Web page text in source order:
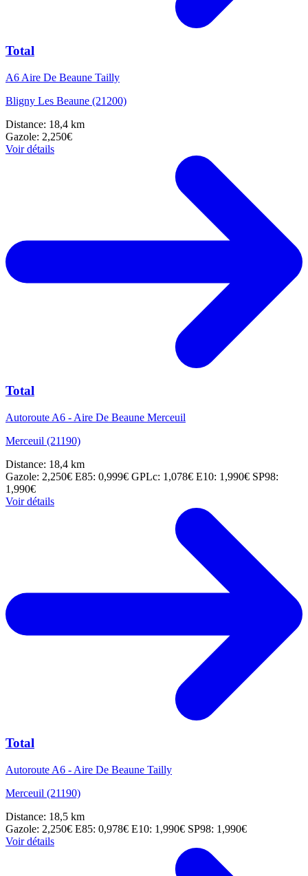
Total
A6 Aire De Beaune Tailly
Bligny Les Beaune (21200)
Distance: 18,4 km
Gazole: 2,250€
Voir détails
Total
Autoroute A6 - Aire De Beaune Merceuil
Merceuil (21190)
Distance: 18,4 km
Gazole: 2,250€ E85: 0,999€ GPLc: 1,078€ E10: 1,990€ SP98:
1,990€
Voir détails
Total
Autoroute A6 - Aire De Beaune Tailly
Merceuil (21190)
Distance: 18,5 km
Gazole: 2,250€ E85: 0,978€ E10: 1,990€ SP98: 1,990€
Voir détails